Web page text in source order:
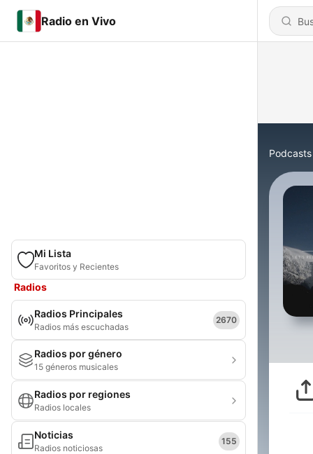
Radio en Vivo
Mi Lista
Favoritos y Recientes
Radios
Radios Principales
Radios más escuchadas
2670
Radios por género
15 géneros musicales
Radios por regiones
Radios locales
Noticias
Radios noticiosas
155
Podcasts